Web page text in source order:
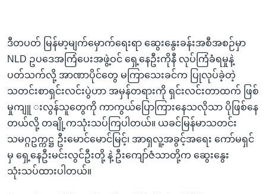
ဒီတပတ် မြန်မာ့မျက်မှောက်ရေးရာ ဆွေးနွေးခန်းအစီအစဉ်မှာ
NLD ဥပဒေအကြံပေးအဖွဲ့ဝင် ရှေ့နေဦးကိုနီ လုပ်ကြံခံရမှုနဲ့
ပတ်သက်လို့ အာဏာပိုင်တွေ မကြာသေးခင်က ပြုလုပ်ခဲ့တဲ့
သတင်းစာရှင်းလင်းပွဲဟာ အမှန်တရားကို ရှင်းလင်းတာထက် ဖြစ်
မှုကျူ းလွန်သူတွေကို ကာကွယ်ပြောကြားနေသလိုသာ ပိုဖြစ်နေ
တယ်လို့ တချို့ကသုံးသပ်ကြပါတယ်။ ယခင်မြန်မာသတင်း
သမဂ္ဂဥက္ကဋ္ဌ ဦးမောင်မောင်မြင့်၊ အာရှလူ့အခွင့်အရေး ကော်မရှင်
မှ ရှေ့နေဦးမင်းလွင်ဦးတို့ နဲ့ ဦးကျော်ဇံသာတို့က ဆွေးနွေး
သုံးသပ်ထားပါတယ်။